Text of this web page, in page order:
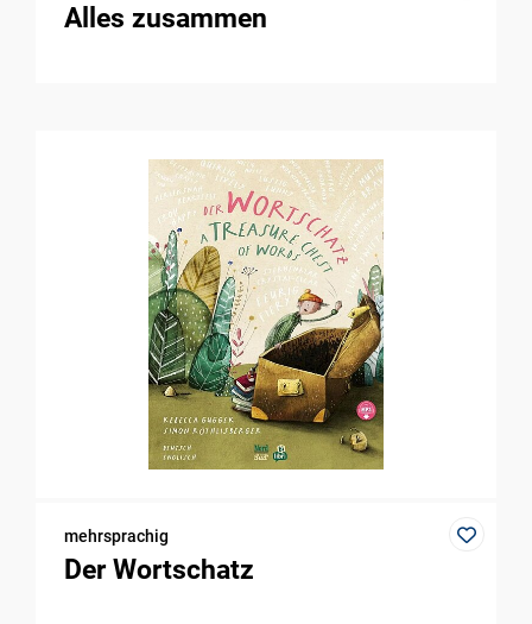
Alles zusammen
mehrsprachig
Der Wortschatz